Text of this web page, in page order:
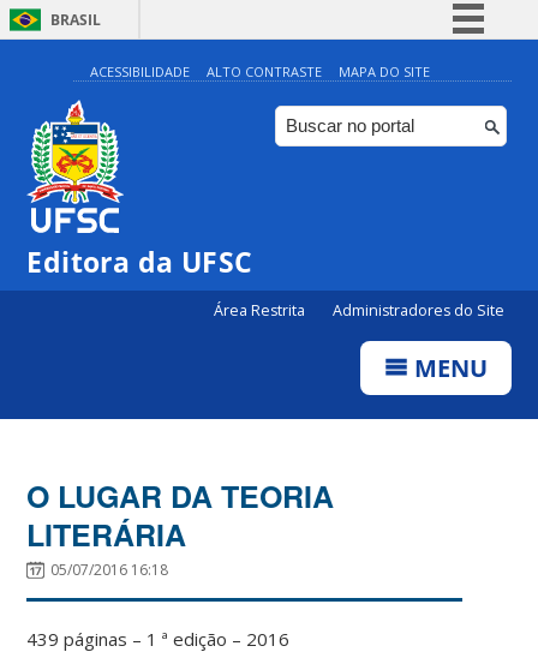
BRASIL
Simplifique!
Comunica BR
Participe
ACESSIBILIDADE ALTO CONTRASTE MAPA DO SITE
Editora da UFSC
Área Restrita Administradores do Site
MENU
O LUGAR DA TEORIA
LITERÁRIA
05/07/2016 16:18
439 páginas – 1 ª edição – 2016